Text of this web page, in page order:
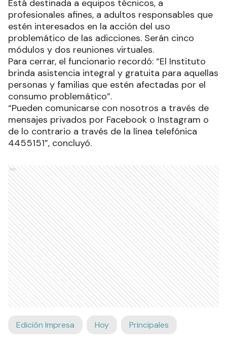
Está destinada a equipos técnicos, a
profesionales afines, a adultos responsables que
estén interesados en la acción del uso
problemático de las adicciones. Serán cinco
módulos y dos reuniones virtuales.
Para cerrar, el funcionario recordó: “El Instituto
brinda asistencia integral y gratuita para aquellas
personas y familias que estén afectadas por el
consumo problemático”.
“Pueden comunicarse con nosotros a través de
mensajes privados por Facebook o Instagram o
de lo contrario a través de la línea telefónica
4455151”, concluyó.
Ads
Edición Impresa Hoy Principales